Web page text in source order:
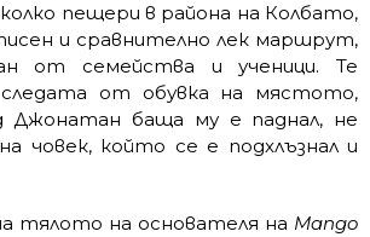
пещери в района на Колбато,
и сравнително лек маршрут,
от семейства и ученици. Те
от обувка на мястото,
Джонатан баща му е паднал, не
човек, който се е подхлъзнал и
тялото на основателя на Mango